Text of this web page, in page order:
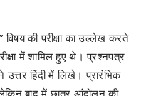
उत्तर हिंदी में लिखे। प्रारंभिक
लेकिन बाद में छात्र आंदोलन की
घोषित कर दिया गया।
और शैक्षणिक गुणवत्ता पर गंभीर